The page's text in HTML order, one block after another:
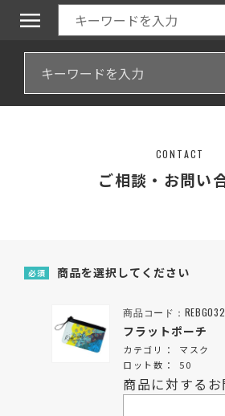
CONTACT
ご相談・お問い
必須 商品を選択してください
商品コード：REBG032
フラットポーチ
カテゴリ：
マスク
ロット数：
50
商品に対する